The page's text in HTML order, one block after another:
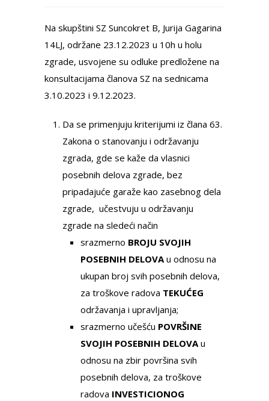
Na skupštini SZ Suncokret B, Jurija Gagarina
14LJ, održane 23.12.2023 u 10h u holu
zgrade, usvojene su odluke predložene na
konsultacijama članova SZ na sednicama
3.10.2023 i 9.12.2023.
Da se primenjuju kriterijumi iz člana 63.
Zakona o stanovanju i održavanju
zgrada, gde se kaže da vlasnici
posebnih delova zgrade, bez
pripadajuće garaže kao zasebnog dela
zgrade, učestvuju u održavanju
zgrade na sledeći način
srazmerno BROJU SVOJIH
POSEBNIH DELOVAu odnosu na
ukupan broj svih posebnih delova,
za troškove radova TEKUĆEG
održavanja i upravljanja;
srazmerno učešću POVRŠINE
SVOJIH POSEBNIH DELOVAu
odnosu na zbir površina svih
posebnih delova, za troškove
radova INVESTICIONOG